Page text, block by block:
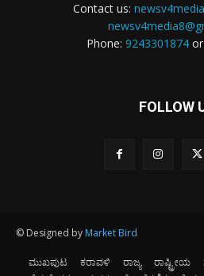
Contact us:
Phone: 9243301874or
FOLLOW
© Designed by Market Bird
ಮುಖಪುಟ ಕರಾವಳಿ ರಾಜ್ಯ ರಾಷ್ಟ್ರೀಯ